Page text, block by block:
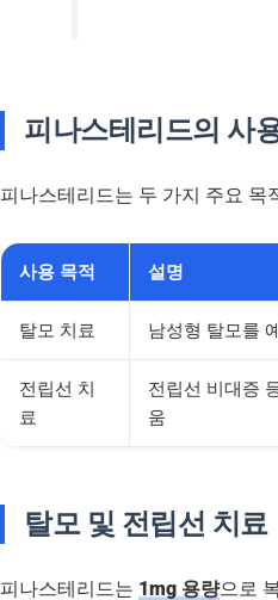
피나스테리드의 사
피나스테리드는 두 가지 주요 목
사용 목적 설명
탈모 치료 남성형 탈모를
전립선 치
료
전립선 비대증
움
탈모 및 전립선 치료
피나스테리드는 1mg 용량으로